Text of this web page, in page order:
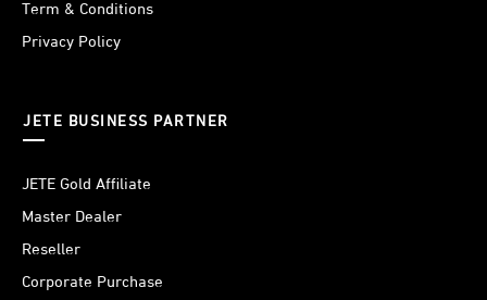
Term & Conditions
Privacy Policy
JETE BUSINESS PARTNER
JETE Gold Affiliate
Master Dealer
Reseller
Corporate Purchase